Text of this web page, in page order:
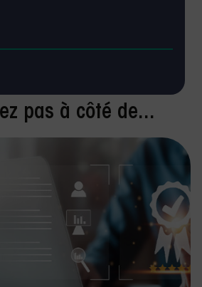
pas à côté de...